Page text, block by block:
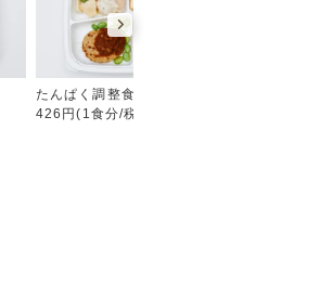
糖質制限食
たんぱく調整食
426円(1食分/税込)